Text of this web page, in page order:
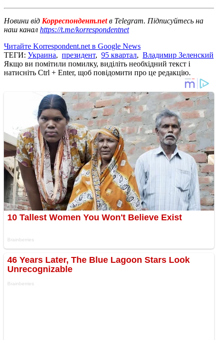
Новини від Корреспондент.netв Telegram. Підписуйтесь на
наш канал https://t.me/korrespondentnet
Читайте Korrespondent.net в Google News
ТЕГИ: Украина, президент, 95 квартал, Владимир Зеленский
Якщо ви помітили помилку, виділіть необхідний текст і
натисніть Ctrl + Enter, щоб повідомити про це редакцію.